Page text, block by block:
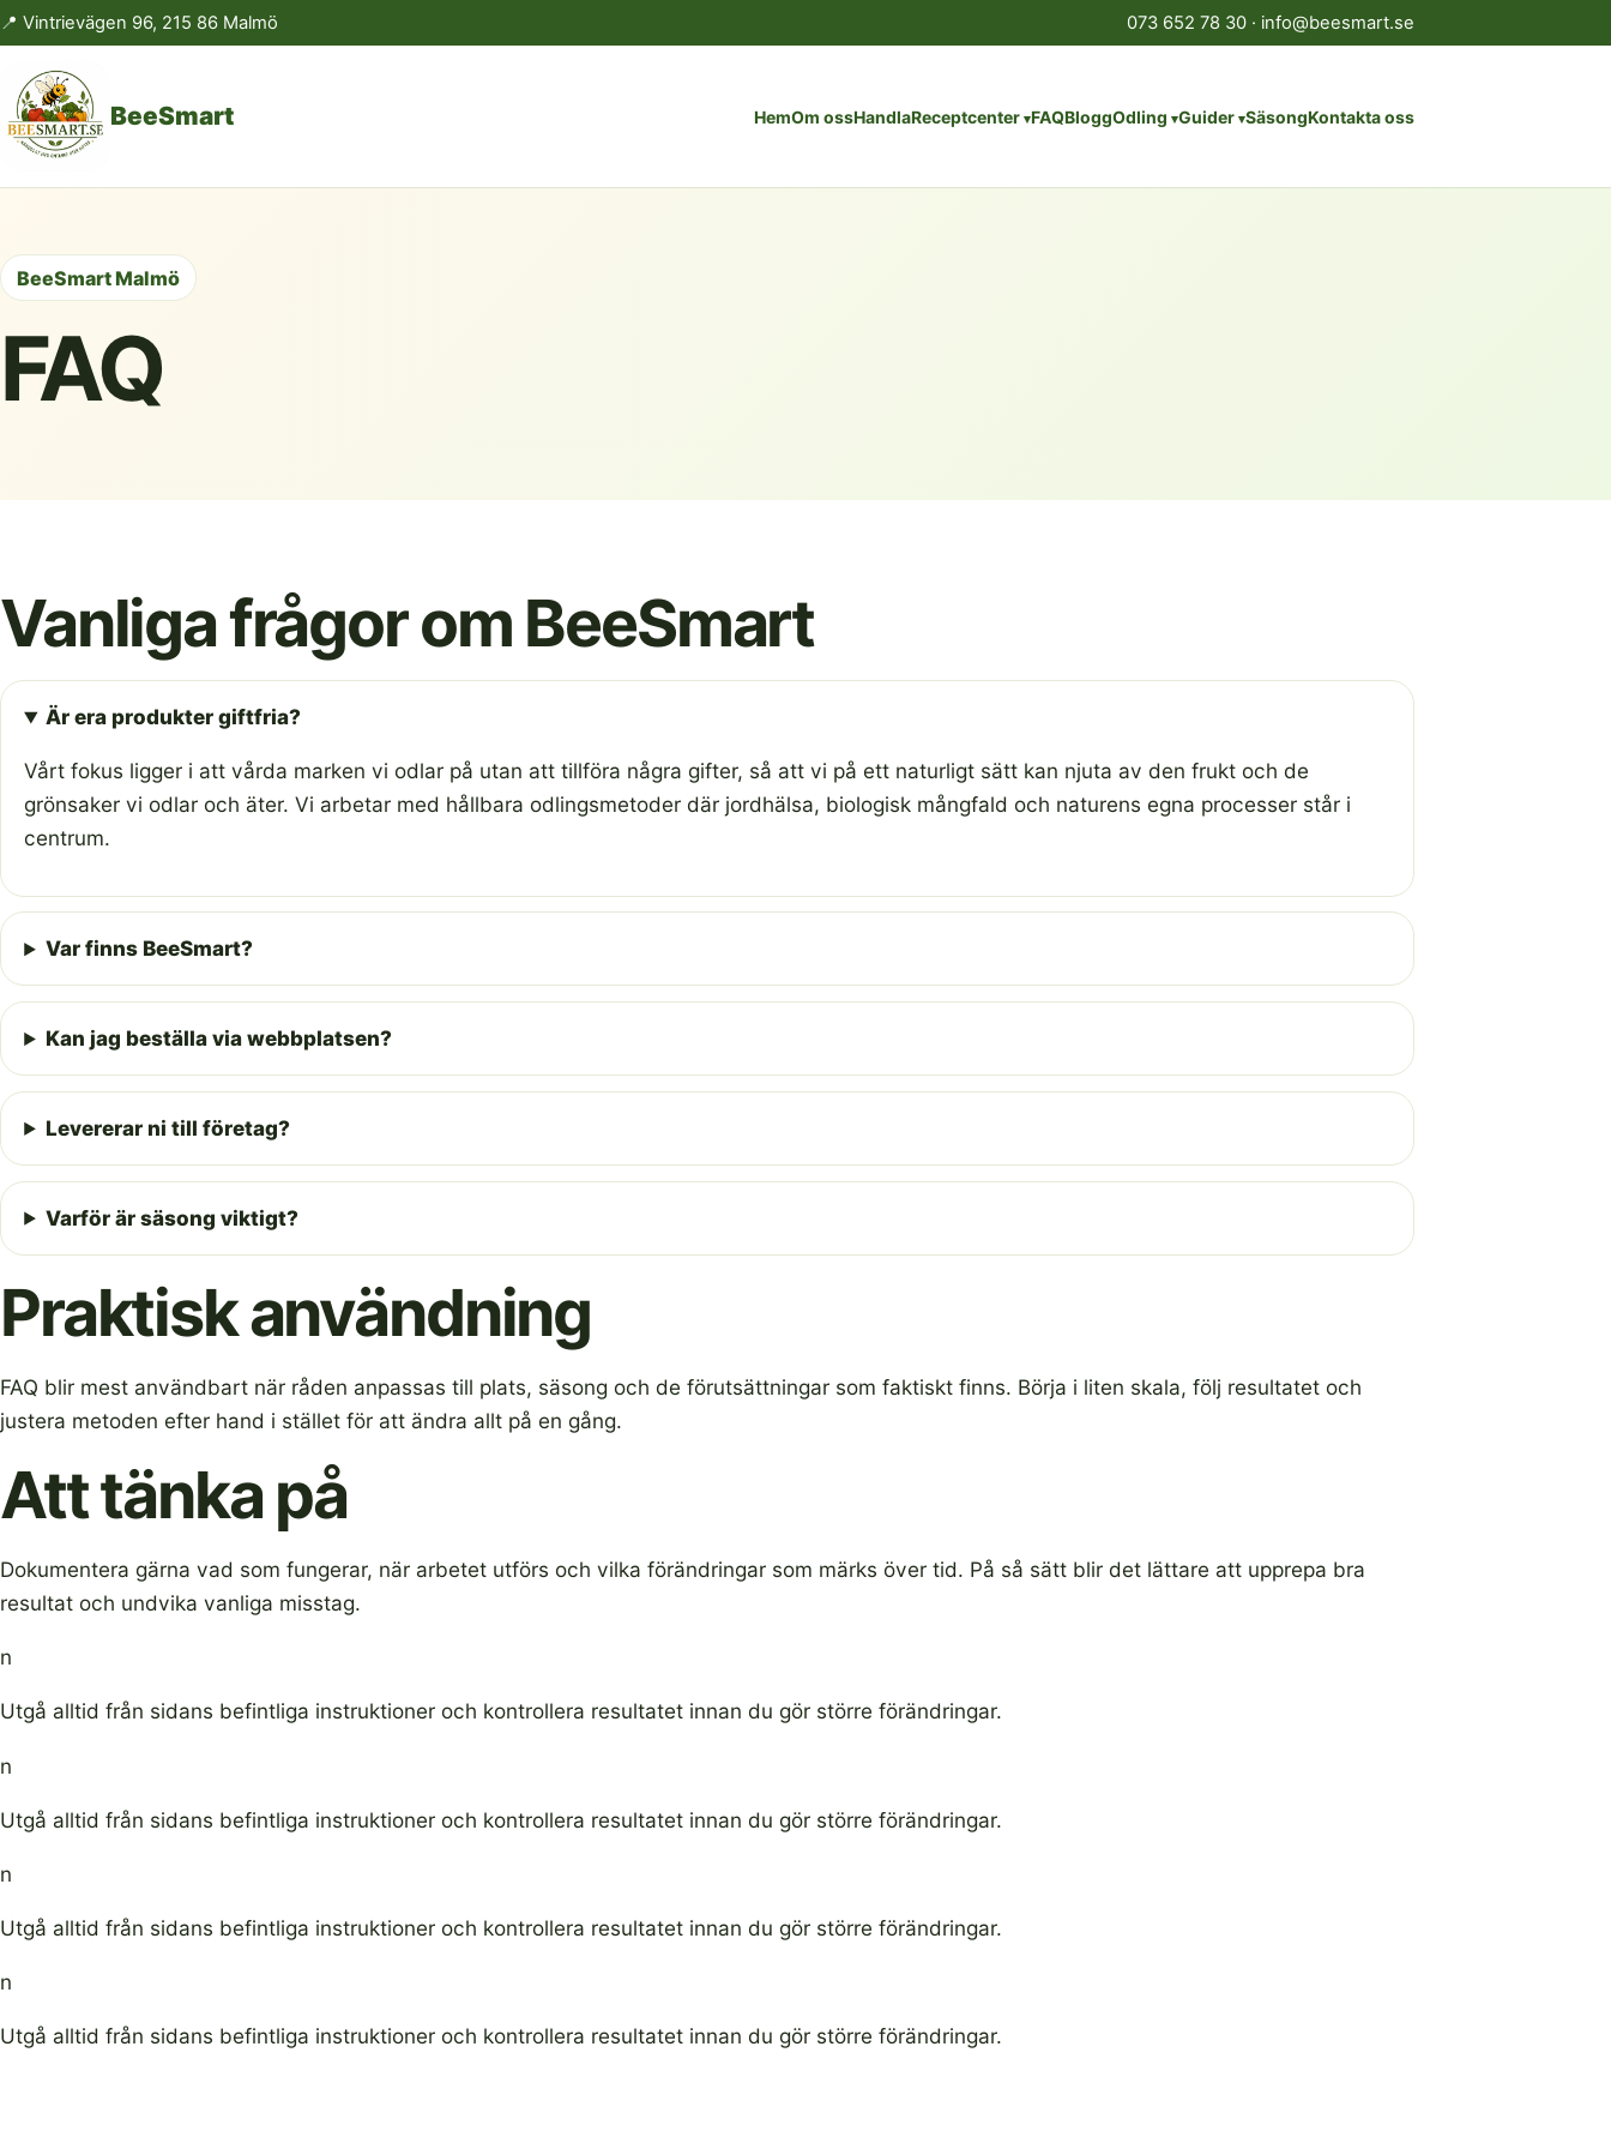
📍 Vintrievägen 96, 215 86 Malmö 073 652 78 30 · info@beesmart.se
BeeSmart HemOm ossHandlaReceptcenter FAQBloggOdling Guider SäsongKontakta oss
BeeSmart Malmö
FAQ
Vanliga frågor om BeeSmart
Är era produkter giftfria?
Vårt fokus ligger i att vårda marken vi odlar på utan att tillföra några gifter, så att vi på ett naturligt sätt kan njuta av den frukt och de
grönsaker vi odlar och äter. Vi arbetar med hållbara odlingsmetoder där jordhälsa, biologisk mångfald och naturens egna processer står i
centrum.
Var finns BeeSmart?
Kan jag beställa via webbplatsen?
Levererar ni till företag?
Varför är säsong viktigt?
Praktisk användning
FAQ blir mest användbart när råden anpassas till plats, säsong och de förutsättningar som faktiskt finns. Börja i liten skala, följ resultatet och
justera metoden efter hand i stället för att ändra allt på en gång.
Att tänka på
Dokumentera gärna vad som fungerar, när arbetet utförs och vilka förändringar som märks över tid. På så sätt blir det lättare att upprepa bra
resultat och undvika vanliga misstag.
n
Utgå alltid från sidans befintliga instruktioner och kontrollera resultatet innan du gör större förändringar.
n
Utgå alltid från sidans befintliga instruktioner och kontrollera resultatet innan du gör större förändringar.
n
Utgå alltid från sidans befintliga instruktioner och kontrollera resultatet innan du gör större förändringar.
n
Utgå alltid från sidans befintliga instruktioner och kontrollera resultatet innan du gör större förändringar.